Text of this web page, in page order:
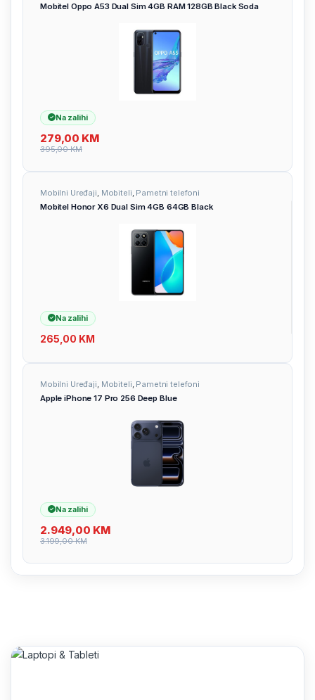
Mobitel Oppo A53 Dual Sim 4GB RAM 128GB Black Soda
Na zalihi
279,00 KM
395,00KM
Mobilni Uređaji Mobiteli Pametni telefoni
Mobitel Honor X6 Dual Sim 4GB 64GB Black
Na zalihi
265,00 KM
Mobilni Uređaji Mobiteli Pametni telefoni
Apple iPhone 17 Pro 256 Deep Blue
Na zalihi
2.949,00 KM
3.199,00KM